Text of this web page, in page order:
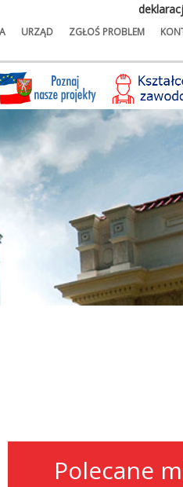
URZĄD ZGŁOŚ PROBLEM
Polecane